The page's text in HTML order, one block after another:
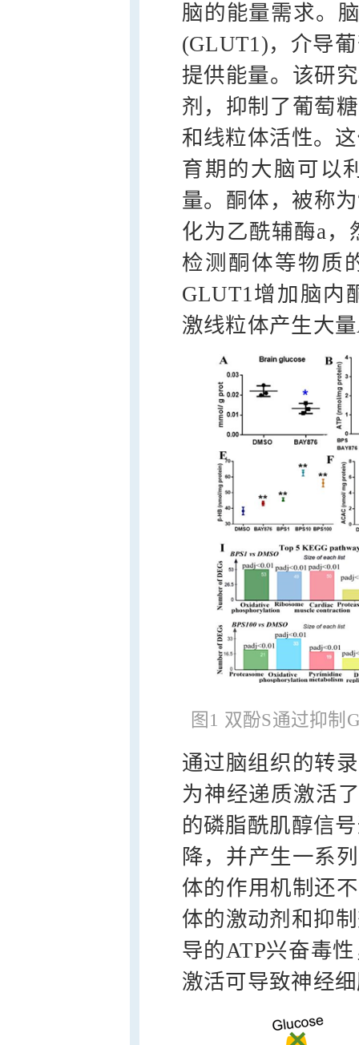
脑的能量需求。
(GLUT1)，介导
提供能量。该研
剂，抑制了葡萄
和线粒体活性。
育期的大脑可以
量。酮体，被称
化为乙酰辅酶a
检测酮体等物质
GLUT1增加脑内
激线粒体产生大
图1 双酚S通过抑制
通过脑组织的转
为神经递质激活
的磷脂酰肌醇信
降，并产生一系
体的作用机制还
体的激动剂和抑
导的ATP兴奋毒
激活可导致神经